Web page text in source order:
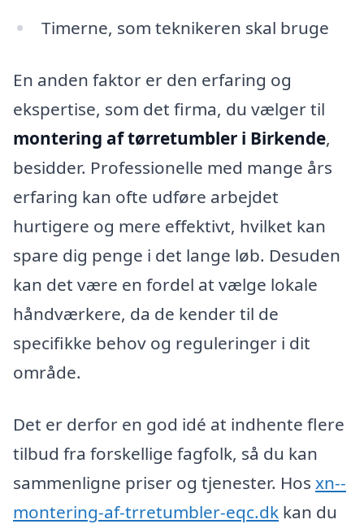
Timerne, som teknikeren skal bruge
En anden faktor er den erfaring og
ekspertise, som det firma, du vælger til
montering af tørretumbler i Birkende,
besidder. Professionelle med mange års
erfaring kan ofte udføre arbejdet
hurtigere og mere effektivt, hvilket kan
spare dig penge i det lange løb. Desuden
kan det være en fordel at vælge lokale
håndværkere, da de kender til de
specifikke behov og reguleringer i dit
område.
Det er derfor en god idé at indhente flere
tilbud fra forskellige fagfolk, så du kan
sammenligne priser og tjenester. Hos xn--
montering-af-trretumbler-eqc.dk kan du